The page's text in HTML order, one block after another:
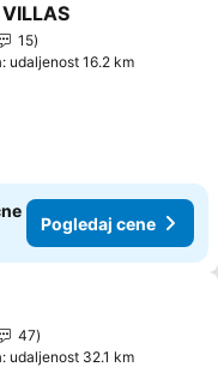
favorite
15
udaljenost 16.2 km
Pogledaj cene
favorite
47
udaljenost 32.1 km